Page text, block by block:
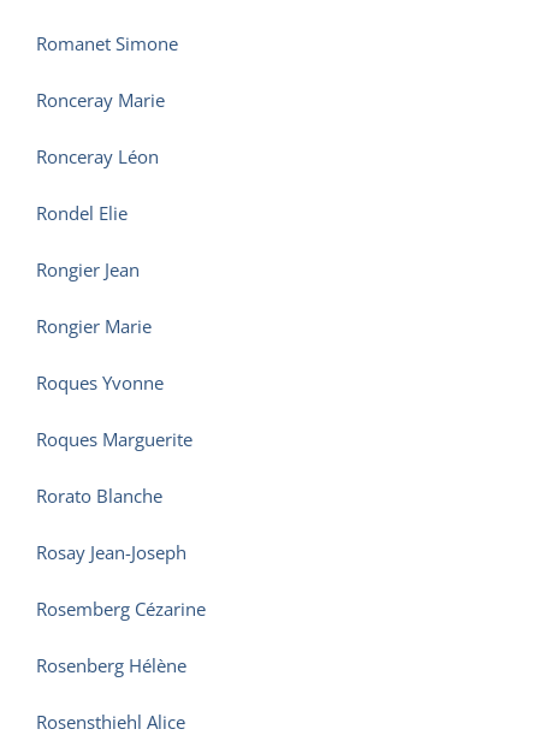
Romanet Simone
Ronceray Marie
Ronceray Léon
Rondel Elie
Rongier Jean
Rongier Marie
Roques Yvonne
Roques Marguerite
Rorato Blanche
Rosay Jean-Joseph
Rosemberg Cézarine
Rosenberg Hélène
Rosensthiehl Alice